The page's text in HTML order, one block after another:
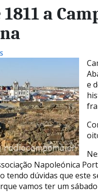
1811 a
e
Napoleónica
tendo dúvidas que este
vamos ter um